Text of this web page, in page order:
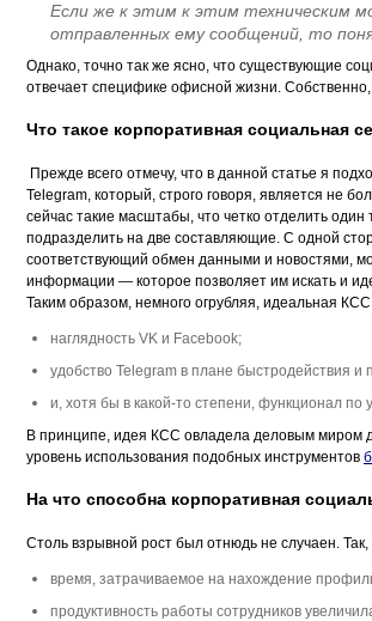
Если же к этим к этим техническим
отправленных ему сообщений, то
Однако, точно так же ясно, что существующие
отвечает специфике офисной жизни.
Что такое корпоративная социальная
Прежде всего отмечу, что в данной статье я
Telegram, который, строго говоря, является не
сейчас такие масштабы, что четко отделить
подразделить на две составляющие. С одной
соответствующий обмен данными и новостями,
информации — которое позволяет им искать и
Таким образом, немного огрубляя, идеальная
наглядность VK и Facebook;
удобство Telegram в плане быстродействия и
и, хотя бы в какой-то степени, функционал по
В принципе, идея КСС овладела деловым миром
уровень использования подобных инструментов
На что способна корпоративная
Столь взрывной рост был отнюдь не случаен.
время, затрачиваемое на нахождение
продуктивность работы сотрудников